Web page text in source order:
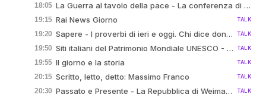
18:05 La Guerra al tavolo della pace - La conferenza di Terranova
19:15 Rai News Giorno TALK
19:20 Sapere - I proverbi di ieri e oggi. Chi dice donna dice danno TALK
19:50 Siti italiani del Patrimonio Mondiale UNESCO - Centro storico di Urbino TALK
19:55 Il giorno e la storia TALK
20:15 Scritto, letto, detto: Massimo Franco TALK
20:30 Passato e Presente - La Repubblica di Weimar - 08/11/2018 TALK